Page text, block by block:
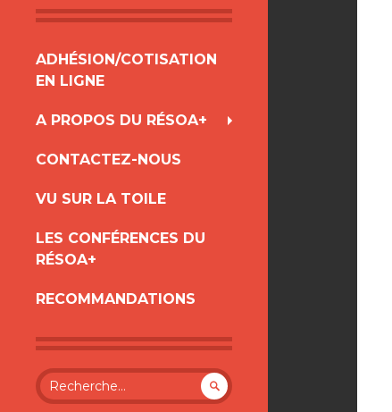
ALLER
AU
ADHÉSION/COTISATION
EN LIGNE
A PROPOS DU RÉSOA+
CONTACTEZ-NOUS
VU SUR LA TOILE
LES CONFÉRENCES DU
RÉSOA+
RECOMMANDATIONS
Rechercher :